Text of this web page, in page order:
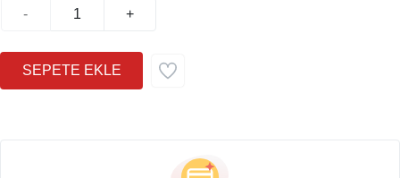
- +